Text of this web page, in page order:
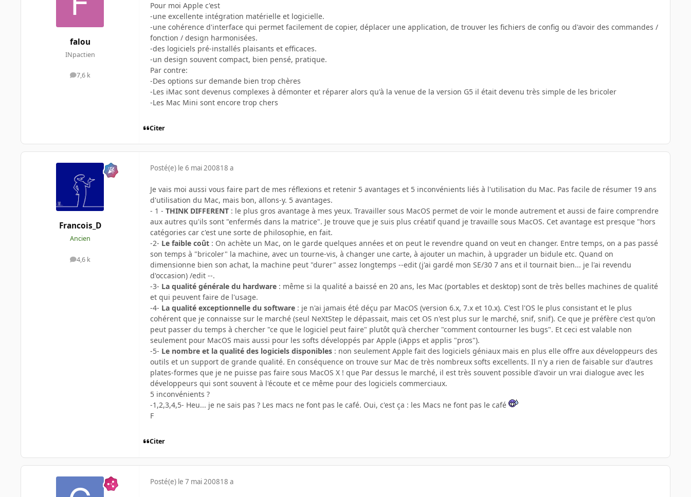
falou
INpactien
7,6 k
messages
Pour moi Apple c'est
-une excellente intégration matérielle et logicielle.
-une cohérence d'interface qui permet facilement de copier, déplacer une application, de trouver les fichiers de config ou d'avoir des commandes /
fonction / design harmonisées.
-des logiciels pré-installés plaisants et efficaces.
-un design souvent compact, bien pensé, pratique.
Par contre:
-Des options sur demande bien trop chères
-Les iMac sont devenus complexes à démonter et réparer alors qu'à la venue de la version G5 il était devenu très simple de les bricoler
-Les Mac Mini sont encore trop chers
Citer
Francois_D
Ancien
4,6 k
messages
Posté(e) le 6 mai 200818 a
Je vais moi aussi vous faire part de mes réflexions et retenir 5 avantages et 5 inconvénients liés à l'utilisation du Mac. Pas facile de résumer 19 ans
d'utilisation du Mac, mais bon, allons-y. 5 avantages.
- 1 - THINK DIFFERENT : le plus gros avantage à mes yeux. Travailler sous MacOS permet de voir le monde autrement et aussi de faire comprendre
aux autres qu'ils sont "enfermés dans la matrice". Je trouve que je suis plus créatif quand je travaille sous MacOS. Cet avantage est presque "hors
catégories car c'est une sorte de philosophie, en fait.
-2- Le faible coût : On achète un Mac, on le garde quelques années et on peut le revendre quand on veut en changer. Entre temps, on a pas passé
son temps à "bricoler" la machine, avec un tourne-vis, à changer une carte, à ajouter un machin, à upgrader un bidule etc. Quand on
dimensionne bien son achat, la machine peut "durer" assez longtemps --edit (j'ai gardé mon SE/30 7 ans et il tournait bien... je l'ai revendu
d'occasion) /edit --.
-3- La qualité générale du hardware : même si la qualité a baissé en 20 ans, les Mac (portables et desktop) sont de très belles machines de qualité
et qui peuvent faire de l'usage.
-4- La qualité exceptionnelle du software : je n'ai jamais été déçu par MacOS (version 6.x, 7.x et 10.x). C'est l'OS le plus consistant et le plus
cohérent que je connaisse sur le marché (seul NeXtStep le dépassait, mais cet OS n'est plus sur le marché, snif, snif). Ce que je préfère c'est qu'on
peut passer du temps à chercher "ce que le logiciel peut faire" plutôt qu'à chercher "comment contourner les bugs". Et ceci est valable non
seulement pour MacOS mais aussi pour les softs développés par Apple (iApps et applis "pros").
-5- Le nombre et la qualité des logiciels disponibles : non seulement Apple fait des logiciels géniaux mais en plus elle offre aux développeurs des
outils et un support de grande qualité. En conséquence on trouve sur Mac de très nombreux softs excellents. Il n'y a rien de faisable sur d'autres
plates-formes que je ne puisse pas faire sous MacOS X ! que Par dessus le marché, il est très souvent possible d'avoir un vrai dialogue avec les
développeurs qui sont souvent à l'écoute et ce même pour des logiciels commerciaux.
5 inconvénients ?
-1,2,3,4,5- Heu... je ne sais pas ? Les macs ne font pas le café. Oui, c'est ça : les Macs ne font pas le café
F
Citer
Posté(e) le 7 mai 200818 a